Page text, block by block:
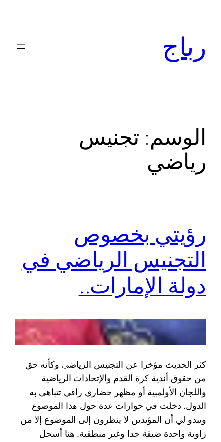
رباج
الوسم: تجنيس
رياضي
رؤيتي بخصوص
التجنيس الرياضي في
دولة الإمارات..
كثر الحديث مؤخرا عن التجنيس الرياضي وكأنه حق
من حقوق أندية كرة القدم والإتحادات الرياضية
واللجان الأولمبية أو مظهر حضاري راقي تتباهى به
الدول. دخلت في حوارات عدة حول هذا الموضوع
ويبدو لي أن المؤيدين لا ينظرون إلى الموضوع إلا من
زاوية واحدة ضيقة جدا وغير منطقية. هنا أسجل